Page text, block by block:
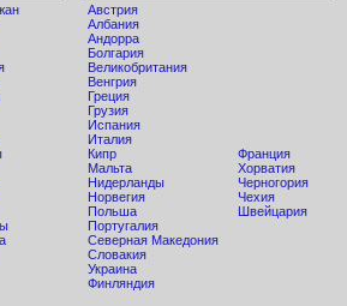
Австрия
Албания
Андорра
Болгария
Великобритания
Венгрия
Греция
Грузия
Испания
Италия
Кипр
Мальта
Нидерланды
Норвегия
Польша
Португалия
Северная Македония
Словакия
Украина
Финляндия
Франция
Хорватия
Черногория
Чехия
Швейцария